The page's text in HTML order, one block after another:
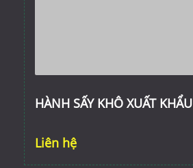
HÀNH SẤY KHÔ XUẤT KHẨU
Liên hệ